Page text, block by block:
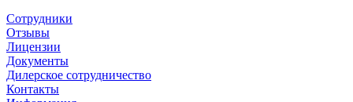
Сотрудники
Отзывы
Лицензии
Документы
Дилерское сотрудничество
Контакты